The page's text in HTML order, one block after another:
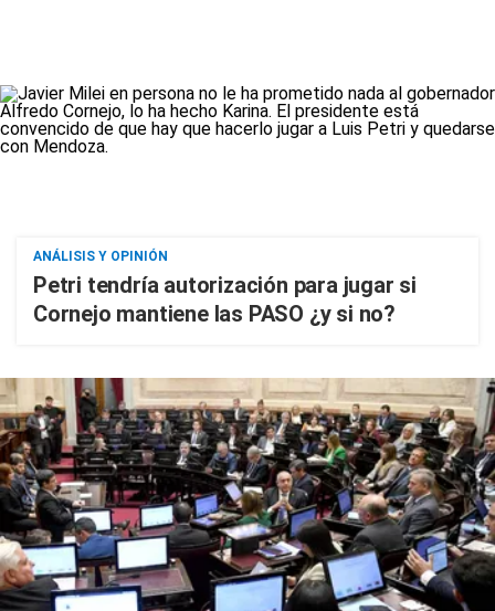
ANÁLISIS Y OPINIÓN
Petri tendría autorización para jugar si
Cornejo mantiene las PASO ¿y si no?